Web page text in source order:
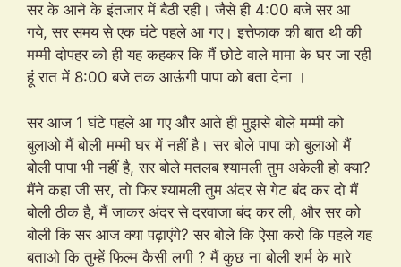
सर के आने के इंतजार में बैठी रही। जैसे ही 4:00 बजे सर आ
गये, सर समय से एक घंटे पहले आ गए। इत्तेफाक की बात थी की
मम्मी दोपहर को ही यह कहकर कि मैं छोटे वाले मामा के घर जा रही
हूं रात में 8:00 बजे तक आऊंगी पापा को बता देना ।
सर आज 1 घंटे पहले आ गए और आते ही मुझसे बोले मम्मी को
बुलाओ मैं बोली मम्मी घर में नहीं है। सर बोले पापा को बुलाओ मैं
बोली पापा भी नहीं है, सर बोले मतलब श्यामली तुम अकेली हो क्या?
मैंने कहा जी सर, तो फिर श्यामली तुम अंदर से गेट बंद कर दो मैं
बोली ठीक है, मैं जाकर अंदर से दरवाजा बंद कर ली, और सर को
बोली कि सर आज क्या पढ़ाएंगे? सर बोले कि ऐसा करो कि पहले यह
बताओ कि तुम्हें फिल्म कैसी लगी ? मैं कुछ ना बोली शर्म के मारे